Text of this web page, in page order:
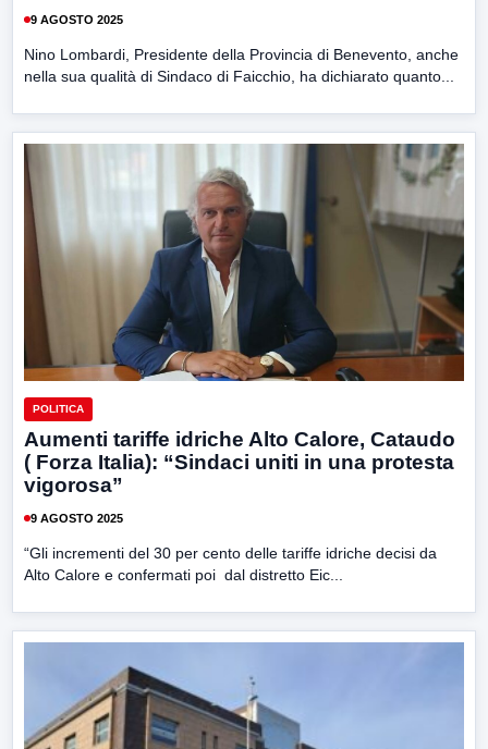
9 AGOSTO 2025
Nino Lombardi, Presidente della Provincia di Benevento, anche
nella sua qualità di Sindaco di Faicchio, ha dichiarato quanto...
POLITICA
Aumenti tariffe idriche Alto Calore, Cataudo
( Forza Italia): “Sindaci uniti in una protesta
vigorosa”
9 AGOSTO 2025
“Gli incrementi del 30 per cento delle tariffe idriche decisi da
Alto Calore e confermati poi dal distretto Eic...